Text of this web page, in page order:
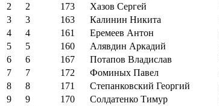
2
2 173 Хазов Сергей
3
3 163 Калинин Никита
4
4 161 Еремеев Антон
5
5 160 Алявдин Аркадий
6
6 167 Потапов Владислав
7
7 172 Фоминых Павел
8
8 171 Степанковский Георгий
9
9 170 Солдатенко Тимур